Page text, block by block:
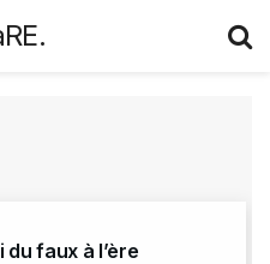
faux à l’ère